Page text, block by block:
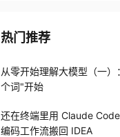
热门推荐
从零开始理解大模型（一
个词"开始
还在终端里用 Claude
编码工作流搬回 IDEA